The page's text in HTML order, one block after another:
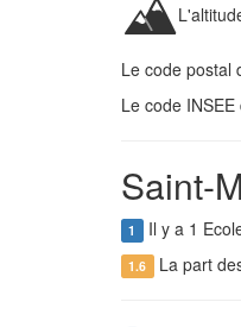
Le code postal
Le code
Saint-
1 Il y a 1
1.6 La part